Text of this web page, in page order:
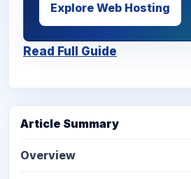
Explore Web Hosting
Read Full Guide
Article Summary
Overview